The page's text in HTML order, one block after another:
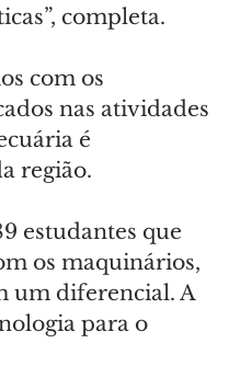
completa.
com os
nas atividades
é
região.
estudantes que
os maquinários,
um diferencial. A
para o